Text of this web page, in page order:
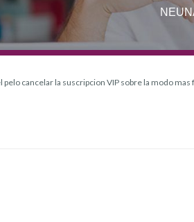
cancelar la suscripcion VIP sobre la modo mas